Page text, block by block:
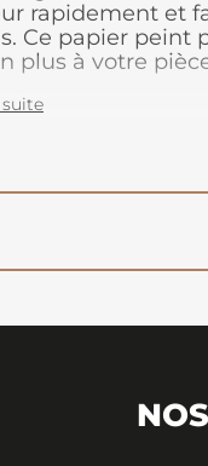
rapidement et
Ce papier peint
plus à votre
! Dimensions du